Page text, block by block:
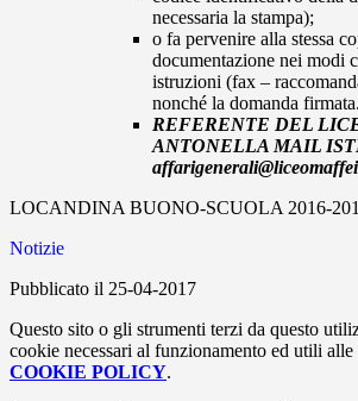
necessaria la stampa);
o fa pervenire alla stessa
documentazione nei modi
istruzioni (fax –
nonché la domanda firmata.
REFERENTE DEL
ANTONELLA MAIL
LOCANDINA BUONO-SCUOLA 2016-
Notizie
Pubblicato il 25-04-2017
Questo sito o gli strumenti terzi da questo
cookie necessari al funzionamento ed utili
COOKIE POLICY.